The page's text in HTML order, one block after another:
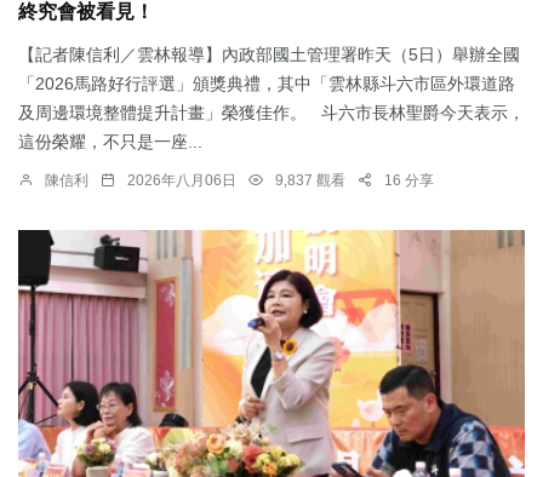
終究會被看見！
【記者陳信利／雲林報導】內政部國土管理署昨天（5日）舉辦全國
「2026馬路好行評選」頒獎典禮，其中「雲林縣斗六市區外環道路
及周邊環境整體提升計畫」榮獲佳作。 斗六市長林聖爵今天表示，
這份榮耀，不只是一座...
陳信利 2026年八月06日 9,837 觀看 16 分享